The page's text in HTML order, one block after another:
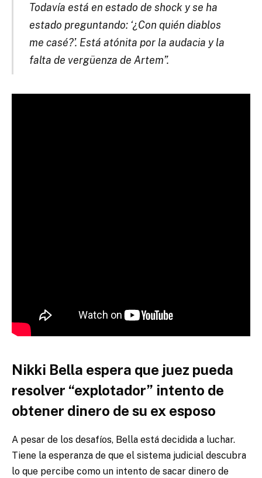
Todavía está en estado de shock y se ha
estado preguntando: ‘¿Con quién diablos
me casé?’. Está atónita por la audacia y la
falta de vergüenza de Artem”.
Nikki Bella espera que juez pueda
resolver “explotador” intento de
obtener dinero de su ex esposo
A pesar de los desafíos, Bella está decidida a luchar.
Tiene la esperanza de que el sistema judicial descubra
lo que percibe como un intento de sacar dinero de